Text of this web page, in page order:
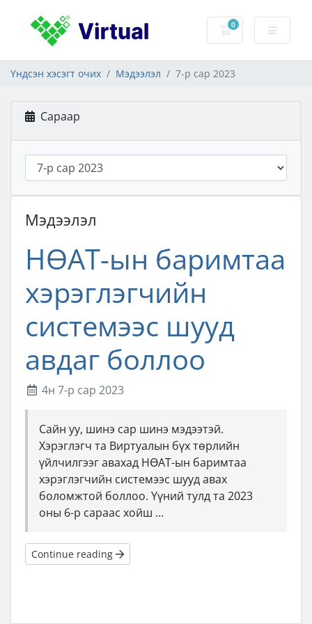
0
Сагс
Үндсэн хэсэгт очих Мэдээлэл 7-р сар 2023
Сараар
Мэдээлэл
НӨАТ-ын баримтаа
хэрэглэгчийн
системээс шууд
авдаг боллоо
4н 7-р сар 2023
Сайн уу, шинэ сар шинэ мэдээтэй.
Хэрэглэгч та Виртуалын бүх төрлийн
үйлчилгээг авахад НӨАТ-ын баримтаа
хэрэглэгчийн системээс шууд авах
боломжтой боллоо. Үүний тулд та 2023
оны 6-р сараас хойш ...
Continue reading